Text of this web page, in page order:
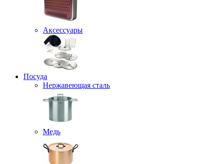
Аксессуары
Посуда
Нержавеющая сталь
Медь